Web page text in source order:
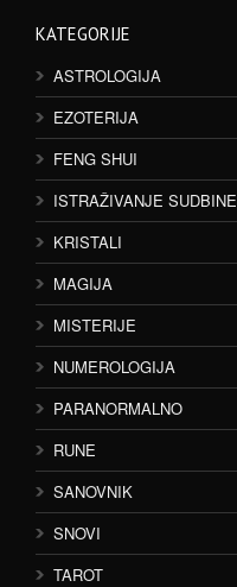
KATEGORIJE
ASTROLOGIJA
EZOTERIJA
FENG SHUI
ISTRAŽIVANJE SUDBINE
KRISTALI
MAGIJA
MISTERIJE
NUMEROLOGIJA
PARANORMALNO
RUNE
SANOVNIK
SNOVI
TAROT